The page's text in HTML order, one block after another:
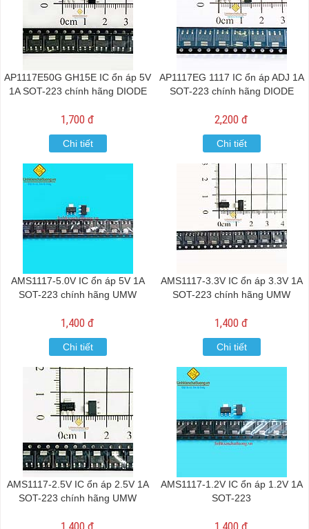
AP1117E50G GH15E IC ổn áp 5V
1A SOT-223 chính hãng DIODE
1,700 đ
Chi tiết
AP1117EG 1117 IC ổn áp ADJ 1A
SOT-223 chính hãng DIODE
2,200 đ
Chi tiết
AMS1117-5.0V IC ổn áp 5V 1A
SOT-223 chính hãng UMW
1,400 đ
Chi tiết
AMS1117-3.3V IC ổn áp 3.3V 1A
SOT-223 chính hãng UMW
1,400 đ
Chi tiết
AMS1117-2.5V IC ổn áp 2.5V 1A
SOT-223 chính hãng UMW
1,400 đ
AMS1117-1.2V IC ổn áp 1.2V 1A
SOT-223
1,400 đ